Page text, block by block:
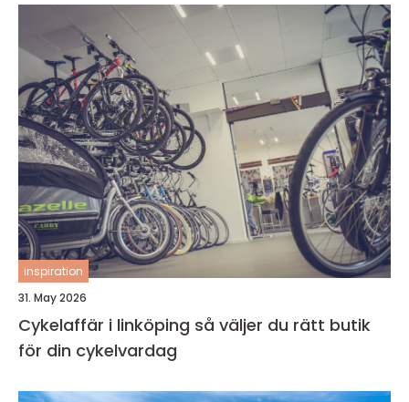
inspiration
31. May 2026
Cykelaffär i linköping så väljer du rätt butik
för din cykelvardag